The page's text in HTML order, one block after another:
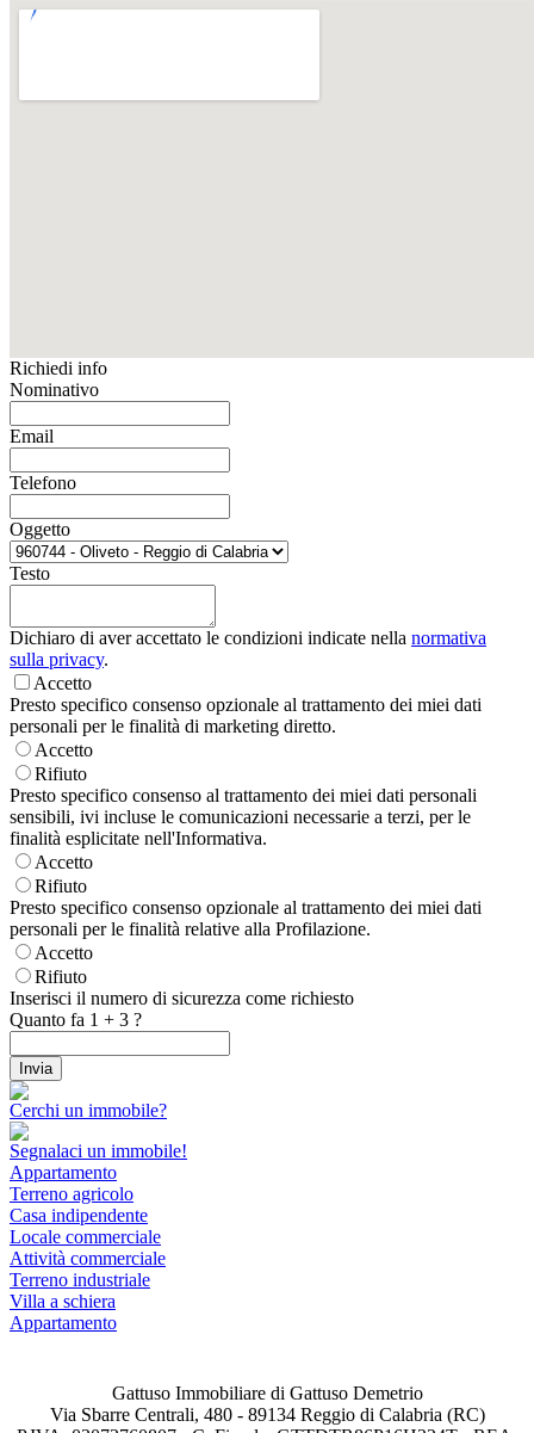
Richiedi info
Nominativo
Email
Telefono
Oggetto
Testo
Dichiaro di aver accettato le condizioni indicate nella normativa
sulla privacy.
Accetto
Presto specifico consenso opzionale al trattamento dei miei dati
personali per le finalità di marketing diretto.
Accetto
Rifiuto
Presto specifico consenso al trattamento dei miei dati personali
sensibili, ivi incluse le comunicazioni necessarie a terzi, per le
finalità esplicitate nell'Informativa.
Accetto
Rifiuto
Presto specifico consenso opzionale al trattamento dei miei dati
personali per le finalità relative alla Profilazione.
Accetto
Rifiuto
Inserisci il numero di sicurezza come richiesto
Quanto fa 1 + 3 ?
Cerchi un immobile?
Segnalaci un immobile!
Appartamento
Terreno agricolo
Casa indipendente
Locale commerciale
Attività commerciale
Terreno industriale
Villa a schiera
Appartamento
Gattuso Immobiliare di Gattuso Demetrio
Via Sbarre Centrali, 480 - 89134 Reggio di Calabria (RC)